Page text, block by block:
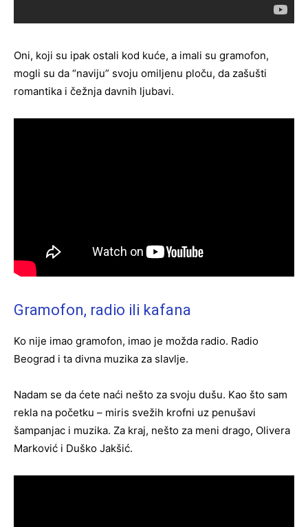
Oni, koji su ipak ostali kod kuće, a imali su gramofon,
mogli su da “naviju” svoju omiljenu ploču, da zašušti
romantika i čežnja davnih ljubavi.
Gramofon, radio ili kafana
Ko nije imao gramofon, imao je možda radio. Radio
Beograd i ta divna muzika za slavlje.
Nadam se da ćete naći nešto za svoju dušu. Kao što sam
rekla na početku – miris svežih krofni uz penušavi
šampanjac i muzika. Za kraj, nešto za meni drago, Olivera
Marković i Duško Jakšić.